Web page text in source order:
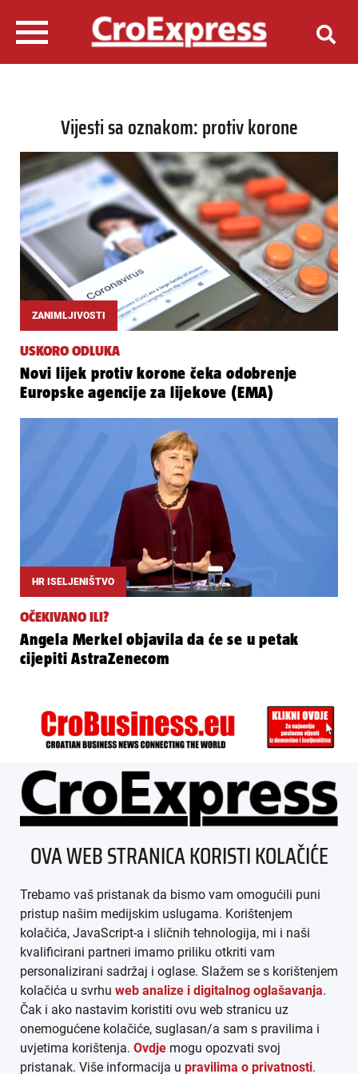
Vijesti sa oznakom: protiv korone
ZANIMLJIVOSTI
USKORO ODLUKA
Novi lijek protiv korone čeka odobrenje
Europske agencije za lijekove (EMA)
HR ISELJENIŠTVO
OČEKIVANO ILI?
Angela Merkel objavila da će se u petak
cijepiti AstraZenecom
ÜBER UNS
IMPRESSUM
AGB
DATENSCHUTZ
MEDIADATEN
ARHIVA (PDF)
OVA WEB STRANICA KORISTI KOLAČIĆE
Trebamo vaš pristanak da bismo vam omogućili puni
pristup našim medijskim uslugama. Korištenjem
kolačića, JavaScript-a i sličnih tehnologija, mi i naši
kvalificirani partneri imamo priliku otkriti vam
personalizirani sadržaj i oglase. Slažem se s korištenjem
kolačića u svrhu web analize i digitalnog oglašavanja.
Čak i ako nastavim koristiti ovu web stranicu uz
onemogućene kolačiće, suglasan/a sam s pravilima i
uvjetima korištenja. Ovdje mogu opozvati svoj
pristanak. Više informacija u pravilima o privatnosti.